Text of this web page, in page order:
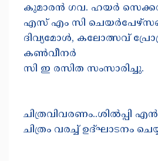
കുമാരൻ ഗവ. ഹയർ
എസ് എം സി
ദിവ്യമോൾ, കലോത്സവ്
കൺവീനർ
സി ഇ രസിത സംസാരിച്ചു.
ചിത്രവിവരണം..ശിൽപ്പി
ചിത്രം വരച്ച് ഉദ്ഘാടനം